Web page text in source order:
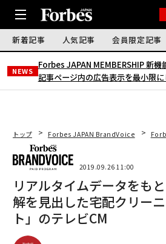
新着記事 人気記事 会員限定記事
NEWS
Forbes JAPAN MEMBERSHIP 新機
記事ページ内の広告表示を最小限
トップ Forbes JAPAN BrandVoice
2019.09.26 11:00
リアルタイムデータをも
解を見出した宅配クリー
ト」のテレビCM